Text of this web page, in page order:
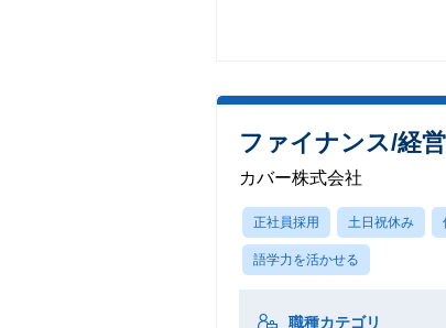
ファイナンス/経
カバー株式会社
正社員採用 土日祝休み
語学力を活かせる
職種カテゴリ